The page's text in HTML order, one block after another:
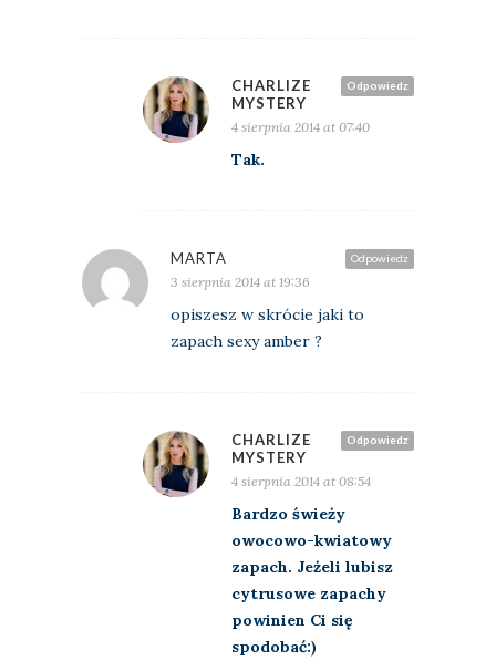
Odpowiedz
CHARLIZE
MYSTERY
4 sierpnia 2014 at 07:40
Tak.
Odpowiedz
MARTA
3 sierpnia 2014 at 19:36
opiszesz w skrócie jaki to
zapach sexy amber ?
Odpowiedz
CHARLIZE
MYSTERY
4 sierpnia 2014 at 08:54
Bardzo świeży
owocowo-kwiatowy
zapach. Jeżeli lubisz
cytrusowe zapachy
powinien Ci się
spodobać:)